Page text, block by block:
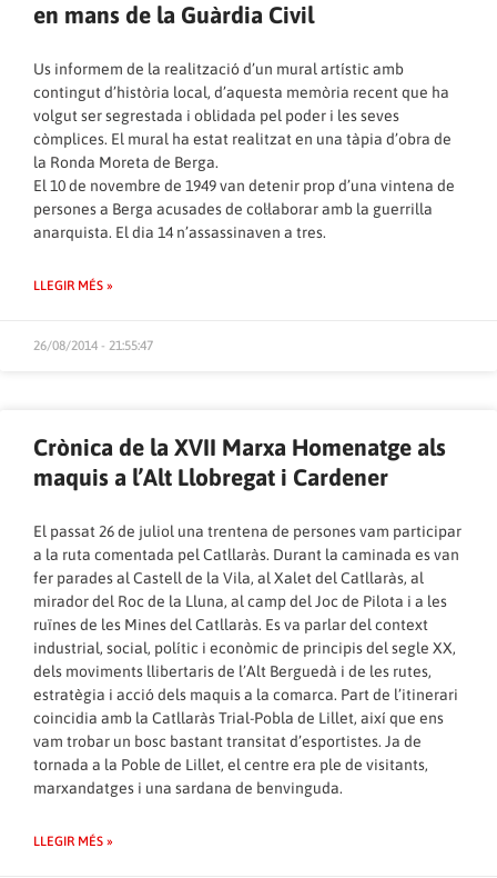
en mans de la Guàrdia Civil
Us informem de la realització d’un mural artístic amb
contingut d’història local, d’aquesta memòria recent que ha
volgut ser segrestada i oblidada pel poder i les seves
còmplices. El mural ha estat realitzat en una tàpia d’obra de
la Ronda Moreta de Berga.
El 10 de novembre de 1949 van detenir prop d’una vintena de
persones a Berga acusades de col·laborar amb la guerrilla
anarquista. El dia 14 n’assassinaven a tres.
LLEGIR MÉS »
26/08/2014 - 21:55:47
Crònica de la XVII Marxa Homenatge als
maquis a l’Alt Llobregat i Cardener
El passat 26 de juliol una trentena de persones vam participar
a la ruta comentada pel Catllaràs. Durant la caminada es van
fer parades al Castell de la Vila, al Xalet del Catllaràs, al
mirador del Roc de la Lluna, al camp del Joc de Pilota i a les
ruïnes de les Mines del Catllaràs. Es va parlar del context
industrial, social, polític i econòmic de principis del segle XX,
dels moviments llibertaris de l’Alt Berguedà i de les rutes,
estratègia i acció dels maquis a la comarca. Part de l’itinerari
coincidia amb la Catllaràs Trial-Pobla de Lillet, així que ens
vam trobar un bosc bastant transitat d’esportistes. Ja de
tornada a la Poble de Lillet, el centre era ple de visitants,
marxandatges i una sardana de benvinguda.
LLEGIR MÉS »